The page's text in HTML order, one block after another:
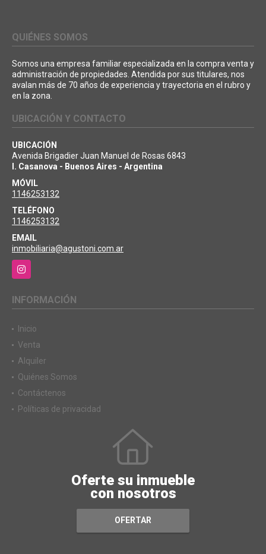
QUIÉNES SOMOS
Somos una empresa familiar especializada en la compra venta y
administración de propiedades. Atendida por sus titulares, nos
avalan más de 70 años de experiencia y trayectoria en el rubro y
en la zona.
UBICACIÓN Y CONTACTO
UBICACIÓN
Avenida Brigadier Juan Manuel de Rosas 6843
I. Casanova - Buenos Aires - Argentina
MÓVIL
1146253132
TELÉFONO
1146253132
EMAIL
inmobiliaria@agustoni.com.ar
Instagram
INFORMACIÓN
Inicio
Venta
Alquiler
Quiénes Somos
Contáctenos
Políticas de privacidad
Oferte su inmueble
con nosotros
OFERTAR